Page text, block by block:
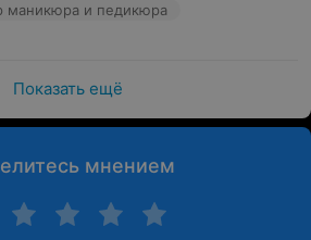
маникюра и педикюра
Показать ещё
мнением